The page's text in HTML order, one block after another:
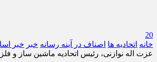
20
خانه اتحادیه ها اصناف در آینه رسانه خبر خبر
عزت اله نوازنی، رئیس اتحادیه ماشین ساز و